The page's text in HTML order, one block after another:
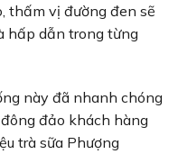
thấm vị đường đen sẽ
hấp dẫn trong từng
này đã nhanh chóng
đảo khách hàng
trà sữa Phượng